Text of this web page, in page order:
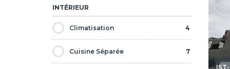
INTÉRIEUR
Climatisation 4
Cuisine Séparée 7